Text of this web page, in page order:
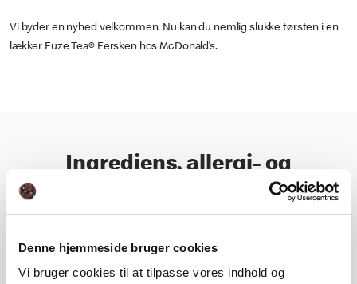
Denne hjemmeside bruger cookies
Vi bruger cookies til at tilpasse vores indhold og
Vi byder en nyhed velkommen. Nu kan du nemlig slukke tørsten i en
lækker Fuze Tea® Fersken hos McDonald’s.
Ingrediens, allergi- og
næringsoplysning
Næringsindhold